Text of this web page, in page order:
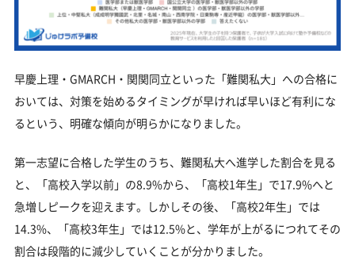
早慶上理・GMARCH・関関同立といった「難関私大」への合格に
おいては、対策を始めるタイミングが早ければ早いほど有利にな
るという、明確な傾向が明らかになりました。
第一志望に合格した学生のうち、難関私大へ進学した割合を見る
と、「高校入学以前」の8.9%から、「高校1年生」で17.9%へと
急増しピークを迎えます。しかしその後、「高校2年生」では
14.3%、「高校3年生」では12.5%と、学年が上がるにつれてその
割合は段階的に減少していくことが分かりました。